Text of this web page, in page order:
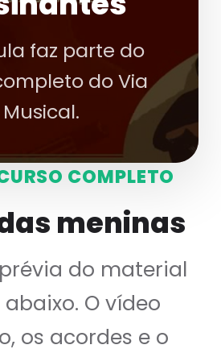
faz parte do
do Via
Musical.
COMPLETO
meninas
do material
O vídeo
os acordes e o